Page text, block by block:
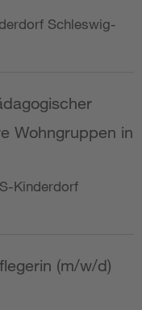
Schleswig-
Wohngruppen in
Kinderdorf
(m/w/d)